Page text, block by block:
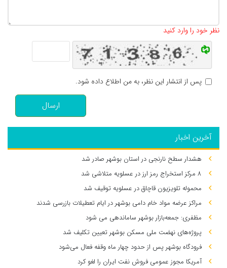
نظر خود را وارد کنید
پس از انتشار این نظر، به من اطلاع داده شود.
ارسال
آخرین اخبار
هشدار سطح نارنجی در استان بوشهر صادر شد
۸ مرکز استخراج رمز ارز در عسلویه متلاشی شد
محموله تلویزیون قاچاق در عسلویه توقیف شد
مراکز عرضه مواد خام دامی بوشهر در ایام تعطیلات بازرسی شدند
مظفری: جمعه‌بازار بوشهر ساماندهی می‌ شود
پروژه‌های نهضت ملی مسکن بوشهر تعیین تکلیف شد
فرودگاه بوشهر پس از حدود چهار ماه وقفه فعال می‌شود
آمریکا مجوز عمومی فروش نفت ایران را لغو کرد